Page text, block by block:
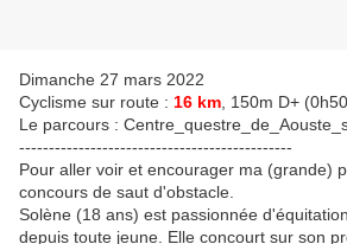
Dimanche 27 mars 2022
Cyclisme sur route : 16 km , 150m D+
Le parcours :
----------------------------------------------
Pour aller voir et encourager ma (grande)
concours de saut d'obstacle.
Solène (18 ans) est passionnée
depuis toute jeune. Elle concourt sur son